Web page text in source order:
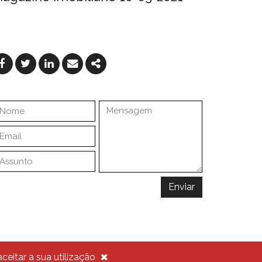
Facebook
TwitterLinkedinEmailShare
Enviar
a sua utilização ×